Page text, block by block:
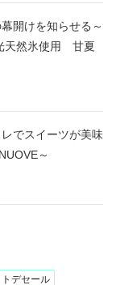
開けを知らせる～
天然氷使用 甘夏
でスイーツが美味
～
デセール